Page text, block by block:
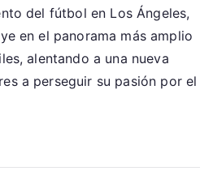
del fútbol en Los Ángeles,
en el panorama más amplio
alentando a una nueva
a perseguir su pasión por el